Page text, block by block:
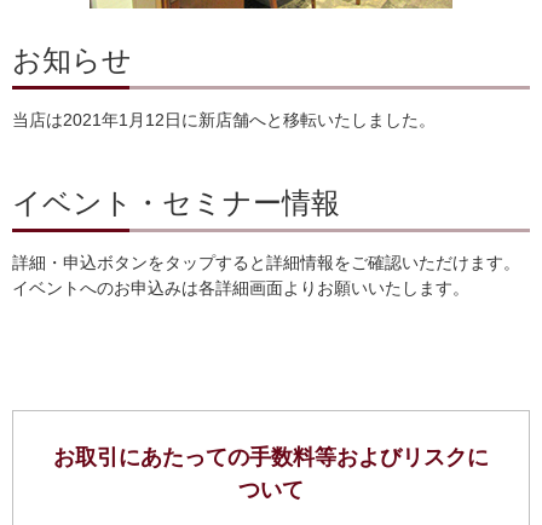
お知らせ
当店は2021年1月12日に新店舗へと移転いたしました。
イベント・セミナー情報
詳細・申込ボタンをタップすると詳細情報をご確認いただけます。
イベントへのお申込みは各詳細画面よりお願いいたします。
お取引にあたっての手数料等およびリスクに
ついて